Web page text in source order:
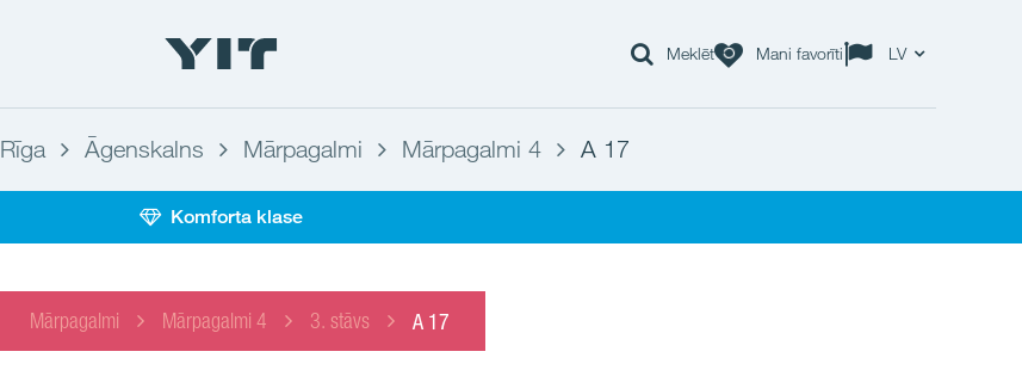
Meklēt Mani favorīti LV
Rīga Āgenskalns Mārpagalmi Mārpagalmi 4 A 17
Komforta klase
Mārpagalmi Mārpagalmi 4 3. stāvs A 17